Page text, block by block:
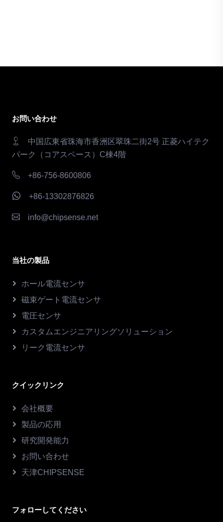
お問い合わせ
中国広東省珠海市香洲区翠珠二街2号 正菱ハイテク
パーク（コアスペース）C棟4階
+86-756-8600806
+86-13302876826
info@chipsense.net
当社の製品
ホール電流センサ
磁束ゲート電流センサ
電圧センサ
カスタムエンジニアリングソリューション
リーク電流センサ
クイックリンク
会社概要
製品の応用
研究開発能力
お問い合わせ
天津CHIPSENSE
フォローしてください